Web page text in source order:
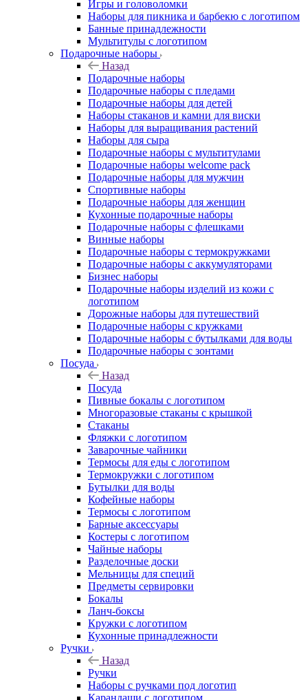
Игры и головоломки
Наборы для пикника и барбекю с логотипом
Банные принадлежности
Мультитулы с логотипом
Подарочные наборы
Назад
Подарочные наборы
Подарочные наборы с пледами
Подарочные наборы для детей
Наборы стаканов и камни для виски
Наборы для выращивания растений
Наборы для сыра
Подарочные наборы с мультитулами
Подарочные наборы welcome pack
Подарочные наборы для мужчин
Спортивные наборы
Подарочные наборы для женщин
Кухонные подарочные наборы
Подарочные наборы с флешками
Винные наборы
Подарочные наборы с термокружками
Подарочные наборы с аккумуляторами
Бизнес наборы
Подарочные наборы изделий из кожи с
логотипом
Дорожные наборы для путешествий
Подарочные наборы с кружками
Подарочные наборы с бутылками для воды
Подарочные наборы с зонтами
Посуда
Назад
Посуда
Пивные бокалы с логотипом
Многоразовые стаканы с крышкой
Стаканы
Фляжки с логотипом
Заварочные чайники
Термосы для еды с логотипом
Термокружки с логотипом
Бутылки для воды
Кофейные наборы
Термосы с логотипом
Барные аксессуары
Костеры с логотипом
Чайные наборы
Разделочные доски
Мельницы для специй
Предметы сервировки
Бокалы
Ланч-боксы
Кружки с логотипом
Кухонные принадлежности
Ручки
Назад
Ручки
Наборы с ручками под логотип
Карандаши с логотипом